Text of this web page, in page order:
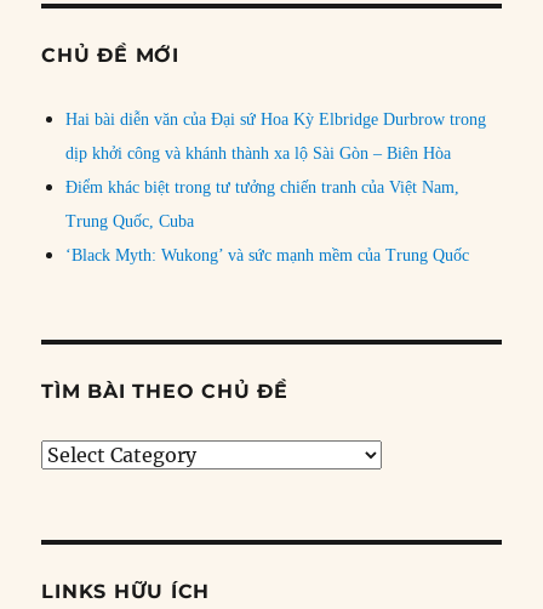
CHỦ ĐỀ MỚI
Hai bài diễn văn của Đại sứ Hoa Kỳ Elbridge Durbrow trong
dịp khởi công và khánh thành xa lộ Sài Gòn – Biên Hòa
Điểm khác biệt trong tư tưởng chiến tranh của Việt Nam,
Trung Quốc, Cuba
‘Black Myth: Wukong’ và sức mạnh mềm của Trung Quốc
TÌM BÀI THEO CHỦ ĐỀ
Tìm
đề
LINKS HỮU ÍCH